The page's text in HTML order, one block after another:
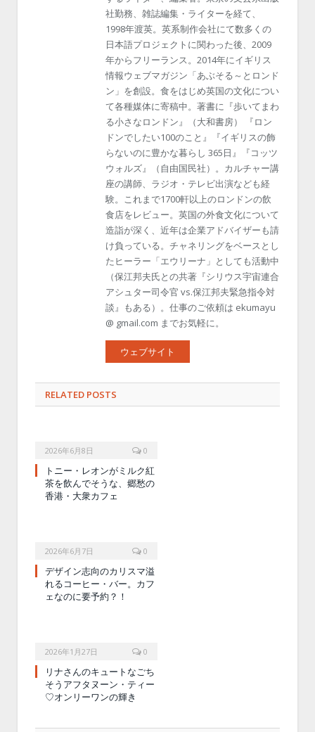
社勤務、雑誌編集・ライターを経て、
1998年渡英。英系制作会社にて数多くの
日本語プロジェクトに関わった後、2009
年からフリーランス。2014年にイギリス
情報ウェブマガジン「あぶそる～とロンド
ン」を創設。食をはじめ英国の文化につい
て各種媒体に寄稿中。著書に『歩いてまわ
る小さなロンドン』（大和書房） 『ロン
ドンでしたい100のこと』『イギリスの飾
らないのに豊かな暮らし 365日』『コッツ
ウォルズ』（自由国民社）。カルチャー講
座の講師、ラジオ・テレビ出演なども経
験。これまで1700軒以上のロンドンの飲
食店をレビュー。英国の外食文化について
造詣が深く、近年は企業アドバイザーも請
け負っている。チャネリングをベースとし
たヒーラー「エウリーナ」としても活動中
（保江邦夫氏との共著『シリウス宇宙連合
アシュター司令官 vs.保江邦夫緊急指令対
談』もある）。仕事のご依頼は ekumayu
@ gmail.com までお気軽に。
ウェブサイト
RELATED POSTS
2026年6月8日 0
トニー・レオンがミルク紅
茶を飲んでそうな、郷愁の
香港・大衆カフェ
2026年6月7日 0
デザイン志向のカリスマ溢
れるコーヒー・バー。カフ
ェなのに要予約？！
2026年1月27日 0
リナさんのキュートなごち
そうアフタヌーン・ティー
♡オンリーワンの輝き